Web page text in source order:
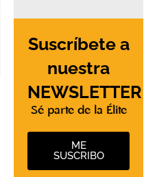
Suscríbete a
nuestra
NEWSLETTER
Sé parte de la Élite
ME
SUSCRIBO